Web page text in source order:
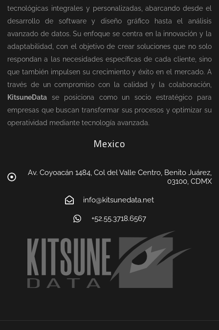
tecnológicas integrales y personalizadas, abarcando desde el
desarrollo de software y diseño gráfico hasta el análisis
avanzado de datos. Su enfoque se centra en la innovación y la
adaptabilidad, con el objetivo de crear soluciones que no solo
respondan a las necesidades específicas de cada cliente, sino
que también impulsen su crecimiento y éxito en el mercado. A
través de un compromiso con la calidad y la colaboración,
KitsuneData se posiciona como un socio estratégico para
empresas que buscan transformar sus procesos y optimizar su
operatividad mediante tecnología avanzada.
Mexico
Av. Coyoacán 1484, Col del Valle Centro, Benito Juárez,
03100, CDMX
info@kitsunedata.net
+52.55.3718.6567